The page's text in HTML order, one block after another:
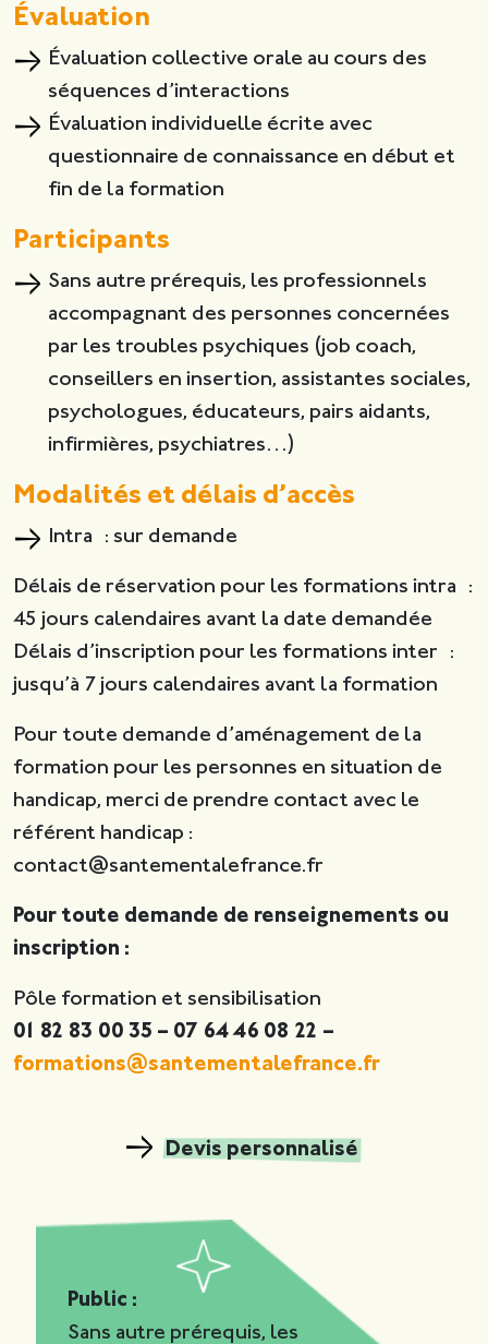
Évaluation
Évaluation collective orale au cours des
séquences d’interactions
Évaluation individuelle écrite avec
questionnaire de connaissance en début et
fin de la formation
Participants
Sans autre prérequis, les professionnels
accompagnant des personnes concernées
par les troubles psychiques (job coach,
conseillers en insertion, assistantes sociales,
psychologues, éducateurs, pairs aidants,
infirmières, psychiatres…)
Modalités et délais d’accès
Intra : sur demande
Délais de réservation pour les formations intra :
45 jours calendaires avant la date demandée
Délais d’inscription pour les formations inter :
jusqu’à 7 jours calendaires avant la formation
Pour toute demande d’aménagement de la
formation pour les personnes en situation de
handicap, merci de prendre contact avec le
référent handicap :
contact@santementalefrance.fr
Pour toute demande de renseignements ou
inscription :
Pôle formation et sensibilisation
01 82 83 00 35 – 07 64 46 08 22 –
formations@santementalefrance.fr
Devis personnalisé
Public :
Sans autre prérequis, les